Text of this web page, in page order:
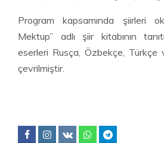
Program kapsamında şiirleri
Mektup” adlı şiir kitabının
eserleri Rusça, Özbekçe, Türkçe
çevrilmiştir.